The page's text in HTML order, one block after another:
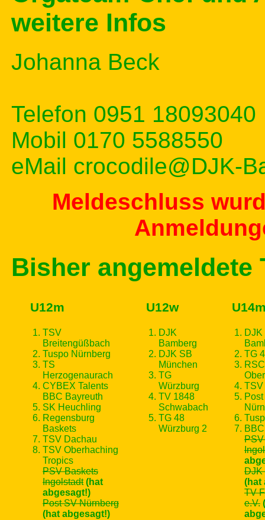
weitere Infos
Johanna Beck
Telefon 0951 18093040
Mobil 0170 5588550
eMail crocodile@DJK-
Meldeschluss
Bisher angemeldete
U12m
TSV
Breitengüßbach
Tuspo Nürnberg
TS
Herzogenaurach
CYBEX Talents
BBC Bayreuth
SK Heuchling
Regensburg
Baskets
TSV Dachau
TSV Oberhaching
Tropics
PSV Baskets
Ingolstadt (hat
abgesagt!)
Post SV Nürnberg
(hat abgesagt!)
U12w
DJK
Bamberg
DJK SB
München
TG
Würzburg
TV 1848
Schwabach
TG 48
Würzburg 2
TG
TSV
DJK
(hat
TV
e.V.